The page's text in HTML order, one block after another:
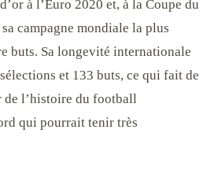
à l’Euro 2020 et, à la Coupe du
campagne mondiale la plus
buts. Sa longevité internationale
et 133 buts, ce qui fait de
l’histoire du football
qui pourrait tenir très